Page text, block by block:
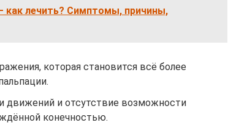
как лечить? Симптомы, причины,
которая становится всё более
движений и отсутствие возможности
конечностью.